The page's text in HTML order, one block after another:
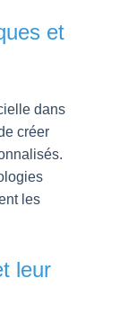
et
dans
créer
les
leur